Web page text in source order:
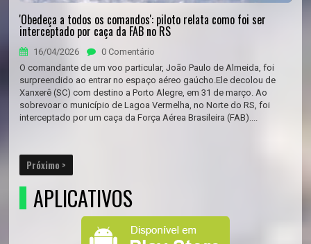
'Obedeça a todos os comandos': piloto relata como foi ser
interceptado por caça da FAB no RS
16/04/2026
0 Comentário
O comandante de um voo particular, João Paulo de Almeida, foi
surpreendido ao entrar no espaço aéreo gaúcho.Ele decolou de
Xanxerê (SC) com destino a Porto Alegre, em 31 de março. Ao
sobrevoar o município de Lagoa Vermelha, no Norte do RS, foi
interceptado por um caça da Força Aérea Brasileira (FAB)....
Próximo >
APLICATIVOS